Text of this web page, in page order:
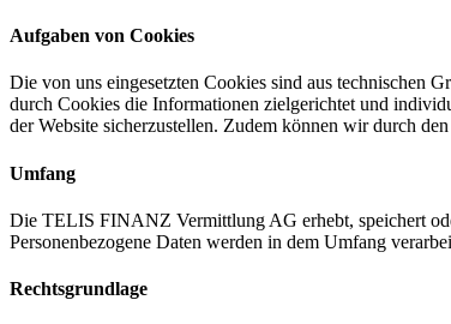
Aufgaben von Cookies
Die von uns eingesetzten Cookies sind aus technischen
durch Cookies die Informationen zielgerichtet und
der Website sicherzustellen. Zudem können wir durch
Umfang
Die TELIS FINANZ Vermittlung AG erhebt, speichert
Personenbezogene Daten werden in dem Umfang
Rechtsgrundlage